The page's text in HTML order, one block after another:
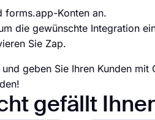
forms.app-Konten an.
die gewünschte Integration
Sie Zap.
geben Sie Ihren Kunden mit
gefällt